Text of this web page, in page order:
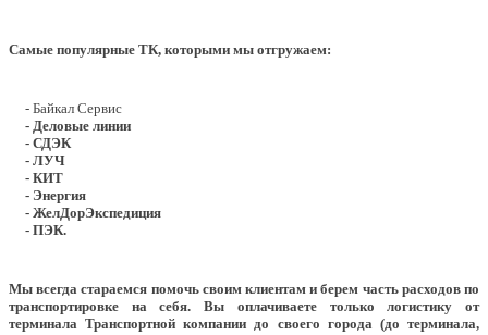
Самые популярные ТК, которыми мы отгружаем:
- Байкал Сервис
- Деловые линии
- СДЭК
- ЛУЧ
- КИТ
- Энергия
- ЖелДорЭкспедиция
- ПЭК.
Мы всегда стараемся помочь своим клиентам и берем часть расходов по
транспортировке на себя. Вы оплачиваете только логистику от
терминала Транспортной компании до своего города (до терминала,